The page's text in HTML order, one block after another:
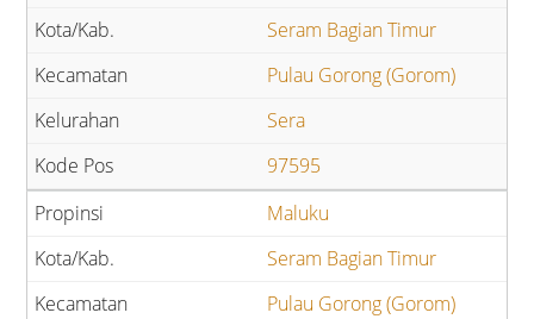
Seram Bagian Timur
Pulau Gorong (Gorom)
Sera
97595
Maluku
Seram Bagian Timur
Pulau Gorong (Gorom)